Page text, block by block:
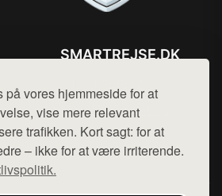
på vores hjemmeside for at
vise mere relevant
trafikken. Kort sagt: for at
– ikke for at være irriterende.
SMARTREJSE.DK
Mail: hej@want.dk
Cookie- og privatlivspolitik